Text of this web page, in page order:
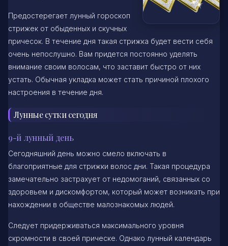
Предостерегает лунный гороскоп
стрижек от обыденных и скучных
причесок. В течение дня такая стрижка будет вести себя
очень непослушно. Вам придется постоянно уделять
внимание своим волосам, что заставит быстро от них
устать. Обычная укладка может стать причиной плохого
настроения в течение дня.
Лунные сутки сегодня
9-й лунный день
Сегодняшний день можно смело включать в
благоприятные для стрижки волос дни. Такая процедура
замечательно застрахует от недомоганий, связанных со
здоровьем и дискомфортом, который может возникать при
нахождении в обществе малознакомых людей.
Следует придерживаться максимального уровня
скромности в своей прическе. Однако лунный календарь